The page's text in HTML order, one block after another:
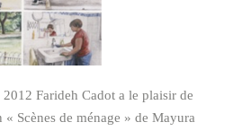
Farideh Cadot a le plaisir de
Scènes de ménage » de Mayura